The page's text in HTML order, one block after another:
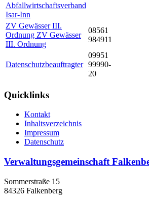
Abfallwirtschaftsverband
Isar-Inn
ZV Gewässer III.
Ordnung ZV Gewässer
III. Ordnung
08561
984911
Datenschutzbeauftragter
09951
99990-
20
Quicklinks
Kontakt
Inhaltsverzeichnis
Impressum
Datenschutz
Verwaltungsgemeinschaft
Sommerstraße 15
84326 Falkenberg